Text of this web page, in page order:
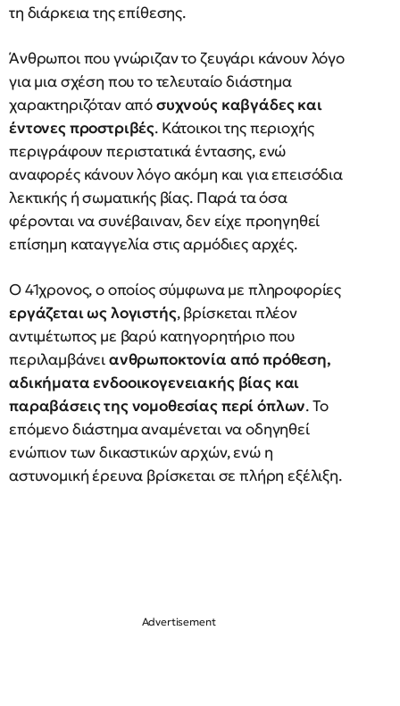
τη διάρκεια της επίθεσης.
Άνθρωποι που γνώριζαν το ζευγάρι κάνουν λόγο
για μια σχέση που το τελευταίο διάστημα
χαρακτηριζόταν απόσυχνούς καβγάδες και
έντονες προστριβές. Κάτοικοι της περιοχής
περιγράφουν περιστατικά έντασης, ενώ
αναφορές κάνουν λόγο ακόμη και για επεισόδια
λεκτικής ή σωματικής βίας. Παρά τα όσα
φέρονται να συνέβαιναν, δεν είχε προηγηθεί
επίσημη καταγγελία στις αρμόδιες αρχές.
Ο 41χρονος, ο οποίος σύμφωνα με πληροφορίες
εργάζεται ως λογιστής, βρίσκεται πλέον
αντιμέτωπος με βαρύ κατηγορητήριο που
περιλαμβάνειανθρωποκτονία από πρόθεση,
αδικήματα ενδοοικογενειακής βίας και
παραβάσεις της νομοθεσίας περί όπλων. Το
επόμενο διάστημα αναμένεται να οδηγηθεί
ενώπιον των δικαστικών αρχών, ενώ η
αστυνομική έρευνα βρίσκεται σε πλήρη εξέλιξη.